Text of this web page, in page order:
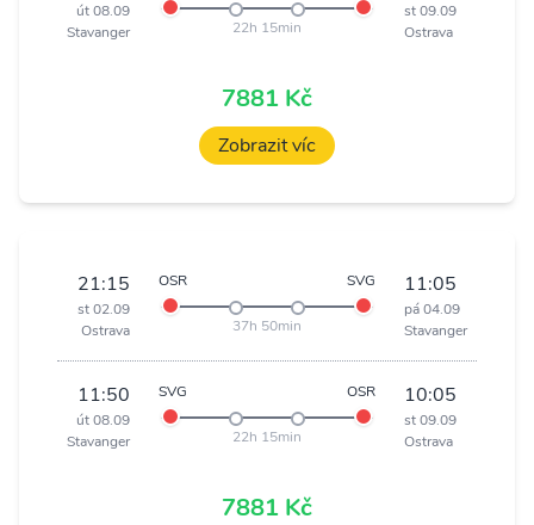
út 08.09
Stavanger
22h 15min
st 09.09
Ostrava
7881 Kč
Zobrazit víc
21:15
st 02.09
Ostrava
OSR SVG
37h 50min
11:05
pá 04.09
Stavanger
11:50
út 08.09
Stavanger
SVG OSR
22h 15min
10:05
st 09.09
Ostrava
7881 Kč